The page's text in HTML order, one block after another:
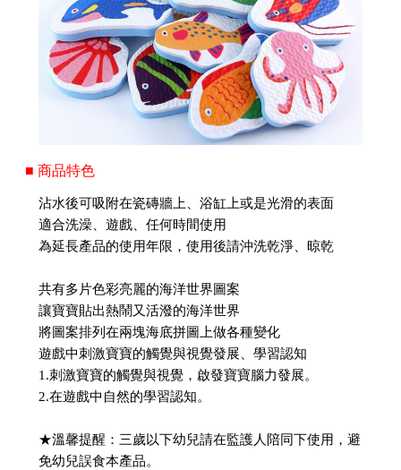
■ 商品特色
沾水後可吸附在瓷磚牆上、浴缸上或是光滑的表面
適合洗澡、遊戲、任何時間使用
為延長產品的使用年限，使用後請沖洗乾淨、晾乾
共有多片色彩亮麗的海洋世界圖案
讓寶寶貼出熱鬧又活潑的海洋世界
將圖案排列在兩塊海底拼圖上做各種變化
遊戲中刺激寶寶的觸覺與視覺發展、學習認知
1.刺激寶寶的觸覺與視覺，啟發寶寶腦力發展。
2.在遊戲中自然的學習認知。
★溫馨提醒：三歲以下幼兒請在監護人陪同下使用，避
免幼兒誤食本產品。